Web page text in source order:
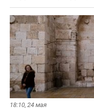
18:10, 24 мая